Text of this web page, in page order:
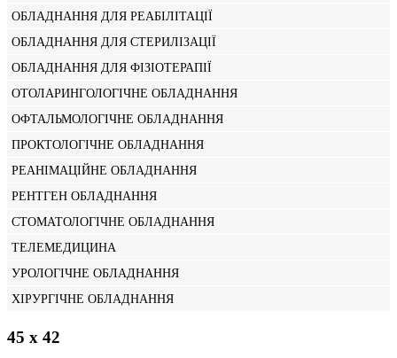
ОБЛАДНАННЯ ДЛЯ РЕАБІЛІТАЦІЇ
ОБЛАДНАННЯ ДЛЯ СТЕРИЛІЗАЦІЇ
ОБЛАДНАННЯ ДЛЯ ФІЗІОТЕРАПІЇ
ОТОЛАРИНГОЛОГІЧНЕ ОБЛАДНАННЯ
ОФТАЛЬМОЛОГІЧНЕ ОБЛАДНАННЯ
ПРОКТОЛОГІЧНЕ ОБЛАДНАННЯ
РЕАНІМАЦІЙНЕ ОБЛАДНАННЯ
РЕНТГЕН ОБЛАДНАННЯ
СТОМАТОЛОГІЧНЕ ОБЛАДНАННЯ
ТЕЛЕМЕДИЦИНА
УРОЛОГІЧНЕ ОБЛАДНАННЯ
ХІРУРГІЧНЕ ОБЛАДНАННЯ
45 х 42